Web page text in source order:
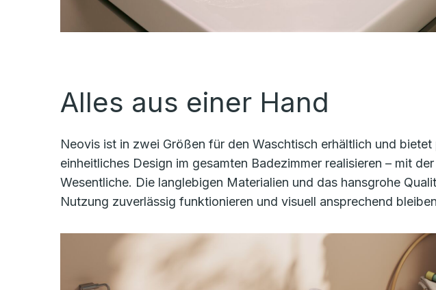
Alles aus einer Hand
Neovis ist in zwei Größen für den Waschtisch erhältlich und
einheitliches Design im gesamten Badezimmer realisieren – mit
Wesentliche. Die langlebigen Materialien und das hansgrohe
Nutzung zuverlässig funktionieren und visuell ansprechend